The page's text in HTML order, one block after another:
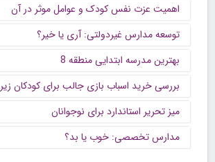
اهمیت عزت نفس کودک و عوامل موثر در آن
توسعه مدارس غیردولتی: آری یا خیر؟
بهترین مدرسه ابتدایی منطقه 8
بررسی خرید اسباب بازی جالب برای کودکان زیر 3 سال
میز تحریر استاندارد برای نوجوانان
مدارس تخصصی: خوب یا بد؟